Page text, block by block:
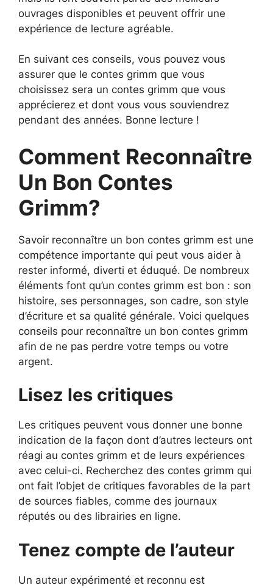
ouvrages disponibles et peuvent offrir une
expérience de lecture agréable.
En suivant ces conseils, vous pouvez vous
assurer que le contes grimm que vous
choisissez sera un contes grimm que vous
apprécierez et dont vous vous souviendrez
pendant des années. Bonne lecture !
Comment Reconnaître
Un Bon Contes
Grimm?
Savoir reconnaître un bon contes grimm est une
compétence importante qui peut vous aider à
rester informé, diverti et éduqué. De nombreux
éléments font qu’un contes grimm est bon : son
histoire, ses personnages, son cadre, son style
d’écriture et sa qualité générale. Voici quelques
conseils pour reconnaître un bon contes grimm
afin de ne pas perdre votre temps ou votre
argent.
Lisez les critiques
Les critiques peuvent vous donner une bonne
indication de la façon dont d’autres lecteurs ont
réagi au contes grimm et de leurs expériences
avec celui-ci. Recherchez des contes grimm qui
ont fait l’objet de critiques favorables de la part
de sources fiables, comme des journaux
réputés ou des librairies en ligne.
Tenez compte de l’auteur
Un auteur expérimenté et reconnu est